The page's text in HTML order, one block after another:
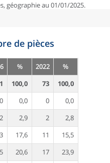
géographie au 01/01/2025.
de pièces
% 2022
%
100,0 73
100,0
0 0,0 0
0,0
2 2,9 2
2,8
17,6 11
15,5
20,6 17
23,9